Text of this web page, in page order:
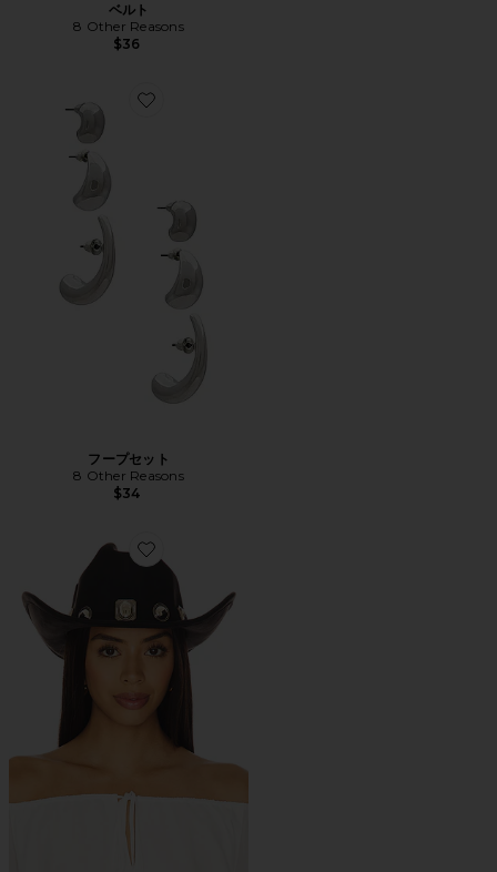
ベルト
8 Other Reasons
$36
Favorite フープセット
フープセット
8 Other Reasons
$34
Favorite MOMENTS RANCHER カウボーイハット